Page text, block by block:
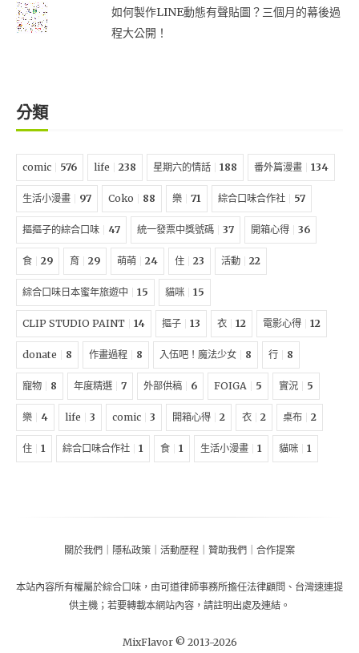
如何製作LINE動態有聲貼圖？三個月的幕後過
程大公開！
分類
comic 576 life 238 星期六的情話 188 番外篇漫畫 134
生活小漫畫 97 Coko 88 樂 71 綜合口味合作社 57
摳摳子的綜合口味 47 統一發票中獎號碼 37 開箱心得 36
食 29 育 29 萌萌 24 住 23 活動 22
綜合口味日本蜜年旅遊中 15 貓咪 15
CLIP STUDIO PAINT 14 摳子 13 衣 12 電影心得 12
donate 8 作畫過程 8 入伍吧！魔法少女 8 行 8
寵物 8 年度精選 7 外部供稿 6 FOIGA 5 實況 5
樂 4 life 3 comic 3 開箱心得 2 衣 2 桌布 2
住 1 綜合口味合作社 1 食 1 生活小漫畫 1 貓咪 1
關於我們 隱私政策 活動歷程 贊助我們 合作提案
本站內容所有權屬於綜合口味 ，由可道律師事務所擔任法律顧問 、 台灣速連提
供主機 ； 若要轉載本網站內容，請註明出處及連結。
MixFlavor © 2013-2026